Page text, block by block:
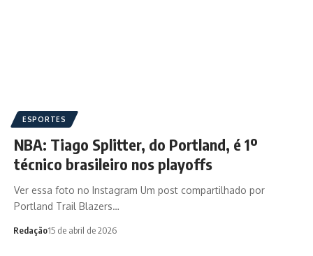
ESPORTES
NBA: Tiago Splitter, do Portland, é 1º
técnico brasileiro nos playoffs
Ver essa foto no Instagram Um post compartilhado por
Portland Trail Blazers…
Redação15 de abril de 2026